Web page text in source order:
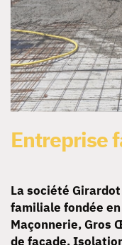
Entreprise
La société
familiale fondée
Maçonnerie, Gros
de façade,